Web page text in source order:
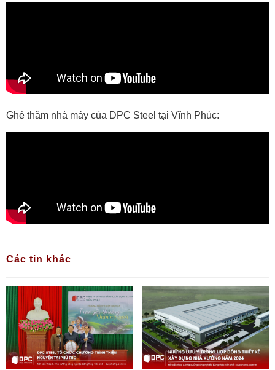
Ghé thăm nhà máy của DPC Steel tại Vĩnh Phúc:
Các tin khác